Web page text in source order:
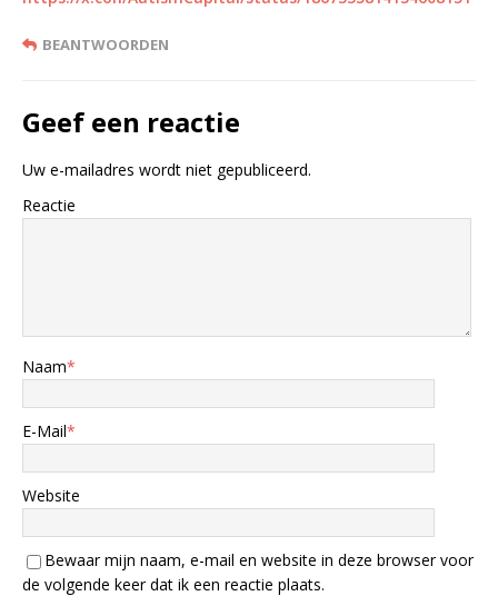
BEANTWOORDEN
Geef een reactie
Uw e-mailadres wordt niet gepubliceerd.
Reactie
Naam*
E-Mail*
Website
Bewaar mijn naam, e-mail en website in deze browser voor
de volgende keer dat ik een reactie plaats.